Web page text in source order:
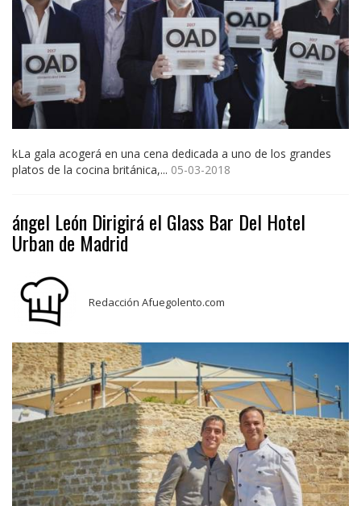
kLa gala acogerá en una cena dedicada a uno de los grandes
platos de la cocina británica,... 05-03-2018
ángel León Dirigirá el Glass Bar Del Hotel
Urban de Madrid
Redacción Afuegolento.com